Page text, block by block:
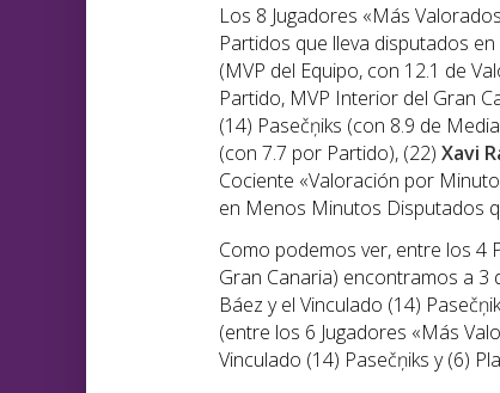
Los 8 Jugadores «Más
Partidos que lleva disputados
(MVP del Equipo, con 12.1 de
Partido, MVP Interior del Gran
(14) Pasečņiks (con 8.9 de
(con 7.7 por Partido), (22) Xavi
Cociente «Valoración por
en Menos Minutos Disputados
Como podemos ver, entre los 4
Gran Canaria) encontramos a 3
Báez y el Vinculado (14)
(entre los 6 Jugadores «Más
Vinculado (14) Pasečņiks y (6)